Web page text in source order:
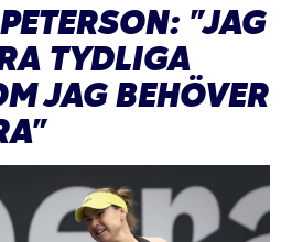
”JAG
TYDLIGA
JAG BEHÖVER